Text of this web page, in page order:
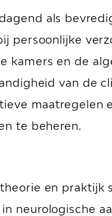
als
en de
van de
maatregelen
te beheren.
en praktijk
neurologische